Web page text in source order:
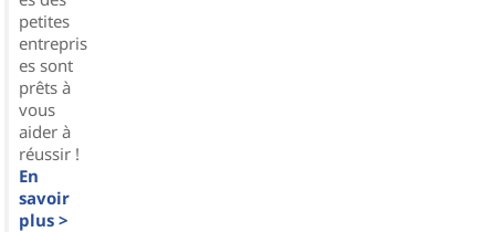
petites
entrepris
es sont
prêts à
vous
aider à
réussir !
En
savoir
plus >